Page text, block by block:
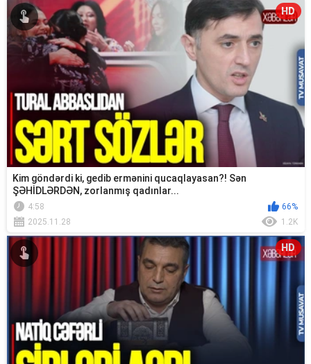
HD
Kim göndərdi ki, gedib ermənini qucaqlayasan?! Sən
ŞƏHİDLƏRDƏN, zorlanmış qadınlar...
4:58
66%
2025.11.28
1.2K
HD